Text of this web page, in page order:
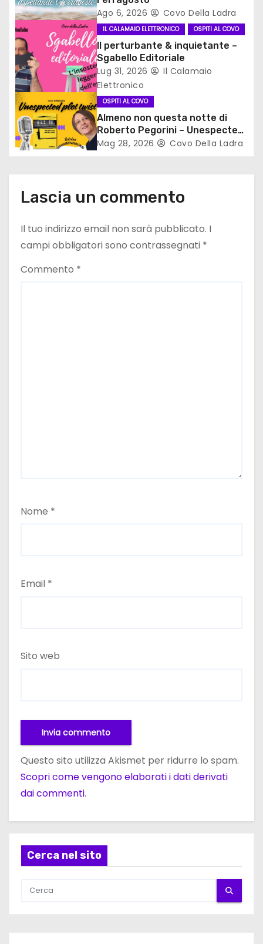
r
t
i
c
o
l
Ago 6, 2026 Covo Della Ladra
IL CALAMAIO ELETTRONICO OSPITI AL COVO
Il perturbante & inquietante –
Sgabello Editoriale
Lug 31, 2026
Il Calamaio
Elettronico
OSPITI AL COVO
Almeno non questa notte di
Roberto Pegorini – Unespected
plot twist
Mag 28, 2026 Covo Della Ladra
Lascia un commento
Il tuo indirizzo email non sarà pubblicato. I
campi obbligatori sono contrassegnati *
Commento *
Nome *
Email *
Sito web
Questo sito utilizza Akismet per ridurre lo spam.
Scopri come vengono elaborati i dati derivati
dai commenti.
Cerca nel sito